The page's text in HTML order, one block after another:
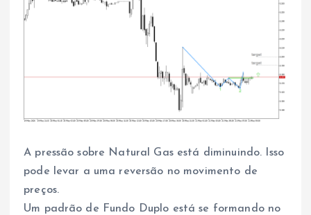
A pressão sobre Natural Gas está diminuindo. Isso
pode levar a uma reversão no movimento de
preços.
Um padrão de Fundo Duplo está se formando no